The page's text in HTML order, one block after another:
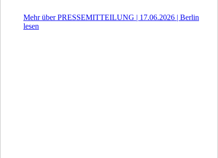
Mehr über PRESSEMITTEILUNG | 17.06.2026 | Berlin
lesen